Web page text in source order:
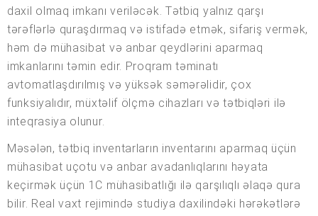
daxil olmaq imkanı veriləcək. Tətbiq yalnız qarşı
tərəflərlə quraşdırmaq və istifadə etmək, sifariş vermək,
həm də mühasibat və anbar qeydlərini aparmaq
imkanlarını təmin edir. Proqram təminatı
avtomatlaşdırılmış və yüksək səmərəlidir, çox
funksiyalıdır, müxtəlif ölçmə cihazları və tətbiqləri ilə
inteqrasiya olunur.
Məsələn, tətbiq inventarların inventarını aparmaq üçün
mühasibat uçotu və anbar avadanlıqlarını həyata
keçirmək üçün 1C mühasibatlığı ilə qarşılıqlı əlaqə qura
bilir. Real vaxt rejimində studiya daxilindəki hərəkətlərə